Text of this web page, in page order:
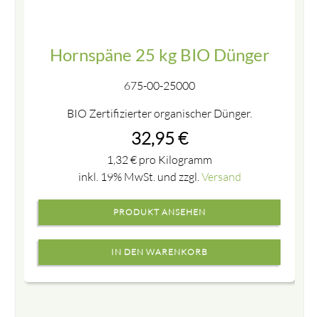
Hornspäne 25 kg BIO Dünger
675-00-25000
BIO Zertifizierter organischer Dünger.
32,95 €
1,32€ pro Kilogramm
inkl. 19% MwSt. und zzgl.Versand
PRODUKT ANSEHEN